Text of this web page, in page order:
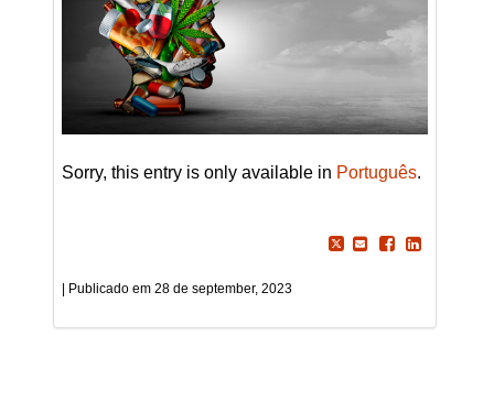
Sorry, this entry is only available in Português.
28 de september, 2023